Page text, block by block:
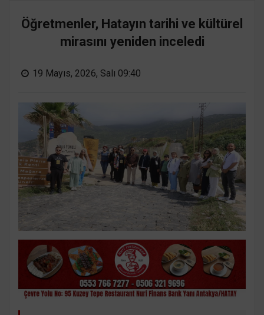
Öğretmenler, Hatayın tarihi ve kültürel
mirasını yeniden inceledi
19 Mayıs, 2026, Salı 09:40